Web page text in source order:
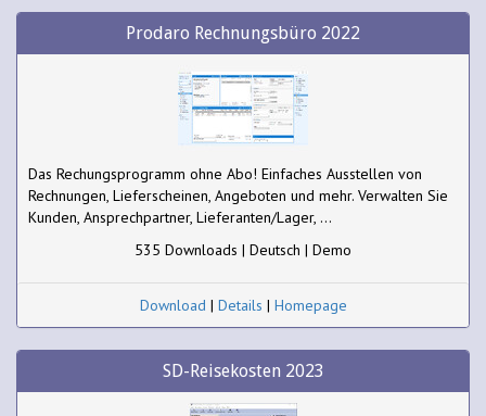
Prodaro Rechnungsbüro 2022
Das Rechungsprogramm ohne Abo! Einfaches Ausstellen von
Rechnungen, Lieferscheinen, Angeboten und mehr. Verwalten Sie
Kunden, Ansprechpartner, Lieferanten/Lager, ...
535 Downloads | Deutsch | Demo
Download | Details | Homepage
SD-Reisekosten 2023